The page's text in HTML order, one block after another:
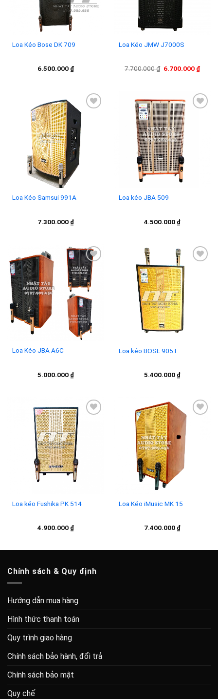
Loa Kéo Bose DK 709
6.500.000 ₫
Loa Kéo JMW J7000S
7.700.000₫ Giá
6.700.000 ₫Giá
Add to
wishlist
Loa Kéo Samsui 991A
7.300.000 ₫
Loa kéo JBA 509
4.500.000 ₫
Add to
wishlist
Loa Kéo JBA A6C
5.000.000 ₫
Loa kéo BOSE 905T
5.400.000 ₫
Loa kéo Fushika PK 514
4.900.000 ₫
wishlist
Loa Kéo iMusic MK 15
7.400.000 ₫
Chính sách & Quy định
Hướng dẫn mua hàng
Hình thức thanh toán
Quy trình giao hàng
Chính sách bảo hành, đổi trả
Chính sách bảo mật
Quy chế